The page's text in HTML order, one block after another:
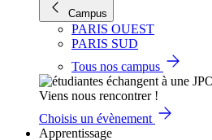
Campus
PARIS OUEST
PARIS SUD
Tous nos campus
Viens nous rencontrer !
Choisis un évènement
Apprentissage